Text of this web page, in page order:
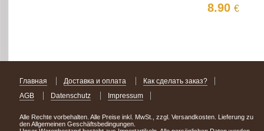
8.90€
Главная Доставка и оплата
Как сделать заказ?
AGB
Datenschutz Impressum
Alle Rechte vorbehalten. Alle Preise inkl. MwSt., zzgl. Versandkosten. Lieferung zu
den Allgemeinen Geschäftsbedingungen.